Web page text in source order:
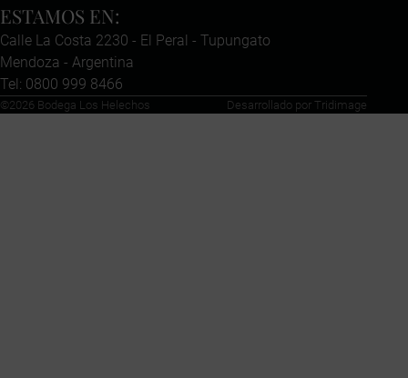
ESTAMOS EN:
Calle La Costa 2230 - El Peral - Tupungato
Mendoza - Argentina
Tel: 0800 999 8466
©2026 Bodega Los Helechos Desarrollado por Tridimage